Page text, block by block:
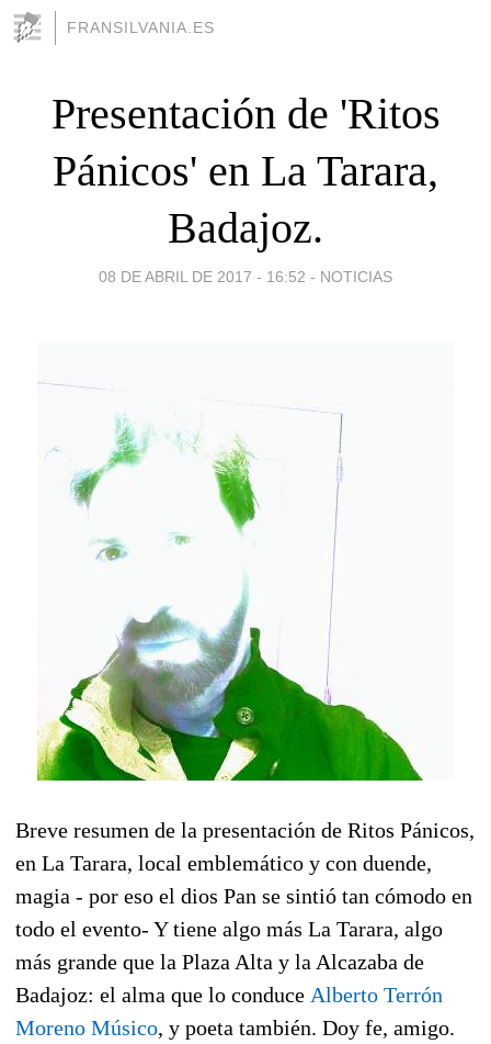
FRANSILVANIA.ES
Presentación de 'Ritos
Pánicos' en La Tarara,
Badajoz.
08 DE ABRIL DE 2017 - 16:52 - NOTICIAS
Breve resumen de la presentación de Ritos Pánicos,
en La Tarara, local emblemático y con duende,
magia - por eso el dios Pan se sintió tan cómodo en
todo el evento- Y tiene algo más La Tarara, algo
más grande que la Plaza Alta y la Alcazaba de
Badajoz: el alma que lo conduce Alberto Terrón
Moreno Músico, y poeta también. Doy fe, amigo.